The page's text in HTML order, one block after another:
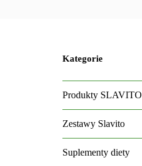
Kategorie
Produkty SLAVITO
Zestawy Slavito
Suplementy diety